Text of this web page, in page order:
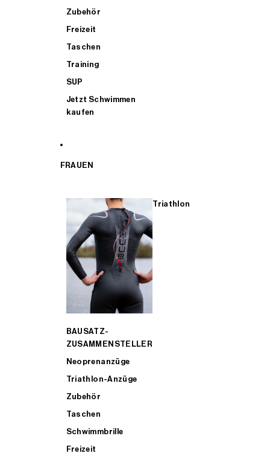
Zubehör
Freizeit
Taschen
Training
SUP
Jetzt Schwimmen
kaufen
FRAUEN
Triathlon
BAUSATZ-
ZUSAMMENSTELLER
Neoprenanzüge
Triathlon-Anzüge
Zubehör
Taschen
Schwimmbrille
Freizeit